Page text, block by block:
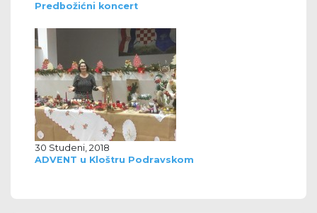
Predbožićni koncert
30 Studeni, 2018
ADVENT u Kloštru Podravskom